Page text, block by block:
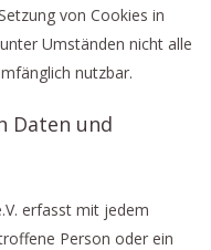
von Cookies in
Umständen nicht alle
nutzbar.
Daten und
erfasst mit jedem
Person oder ein